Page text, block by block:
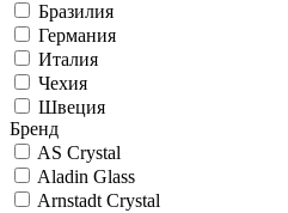
Бразилия
Германия
Италия
Чехия
Швеция
Бренд
AS Crystal
Aladin Glass
Arnstadt Crystal